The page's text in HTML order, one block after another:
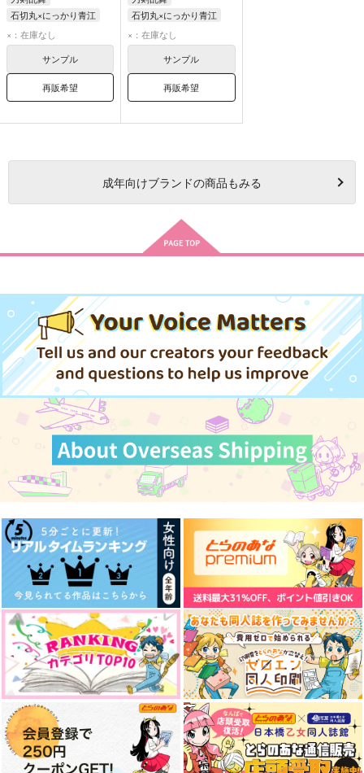
石切丸×にっかり青江
石切丸
にっかり青江
×：在庫なし
サンプル
再販希望
石切丸×にっかり青江
にっかり青江
×：在庫なし
サンプル
再販希望
成年向けブランドの商品もみる